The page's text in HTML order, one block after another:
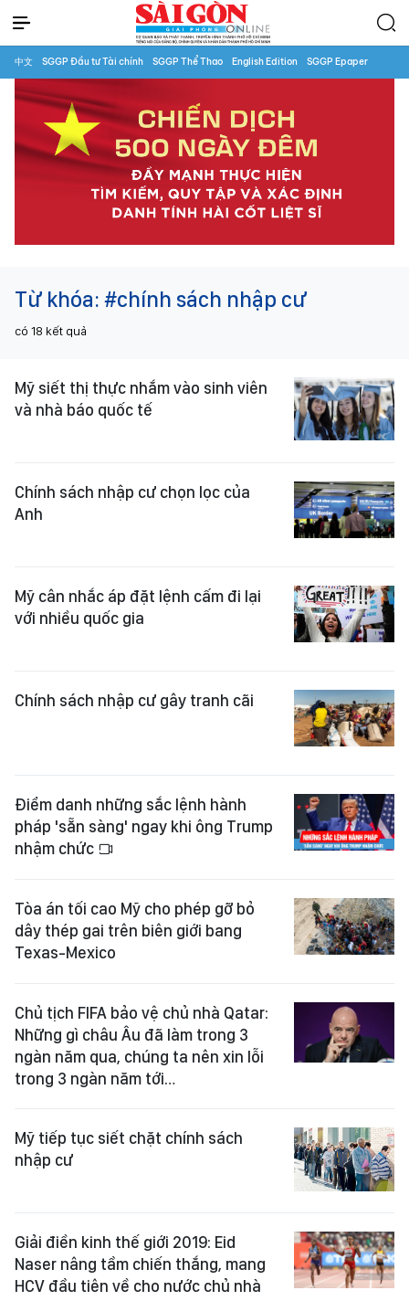
中文 SGGP Đầu tư Tài chính SGGP Thể Thao English Edition SGGP Epaper
Từ khóa: #chính sách nhập cư
có 18 kết quả
Mỹ siết thị thực nhắm vào sinh viên
và nhà báo quốc tế
Chính sách nhập cư chọn lọc của
Anh
Mỹ cân nhắc áp đặt lệnh cấm đi lại
với nhiều quốc gia
Chính sách nhập cư gây tranh cãi
Điểm danh những sắc lệnh hành
pháp 'sẵn sàng' ngay khi ông Trump
nhậm chức
Tòa án tối cao Mỹ cho phép gỡ bỏ
dây thép gai trên biên giới bang
Texas-Mexico
Chủ tịch FIFA bảo vệ chủ nhà Qatar:
Những gì châu Âu đã làm trong 3
ngàn năm qua, chúng ta nên xin lỗi
trong 3 ngàn năm tới…
Mỹ tiếp tục siết chặt chính sách
nhập cư
Giải điền kinh thế giới 2019: Eid
Naser nâng tầm chiến thắng, mang
HCV đầu tiên về cho nước chủ nhà